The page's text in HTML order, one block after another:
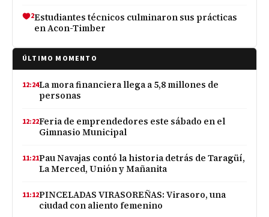
2Estudiantes técnicos culminaron sus prácticas
en Acon-Timber
ÚLTIMO MOMENTO
12:24La mora financiera llega a 5,8 millones de
personas
12:22Feria de emprendedores este sábado en el
Gimnasio Municipal
11:21Pau Navajas contó la historia detrás de Taragüí,
La Merced, Unión y Mañanita
11:12PINCELADAS VIRASOREÑAS: Virasoro, una
ciudad con aliento femenino